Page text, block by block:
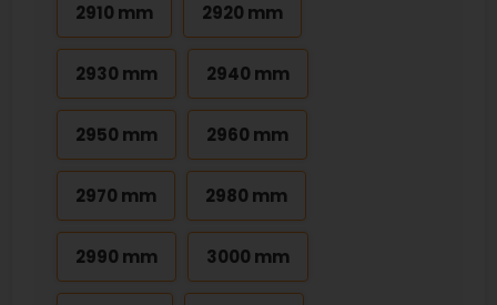
2910 mm 2920 mm
2930 mm 2940 mm
2950 mm 2960 mm
2970 mm 2980 mm
2990 mm 3000 mm